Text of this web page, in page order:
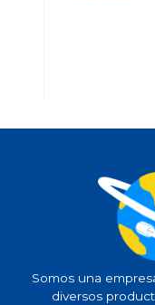
Somos una
diversos